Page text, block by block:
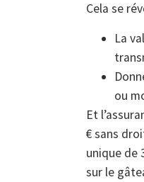
Cela se
La
ou
Et
€ sans
unique de
sur le